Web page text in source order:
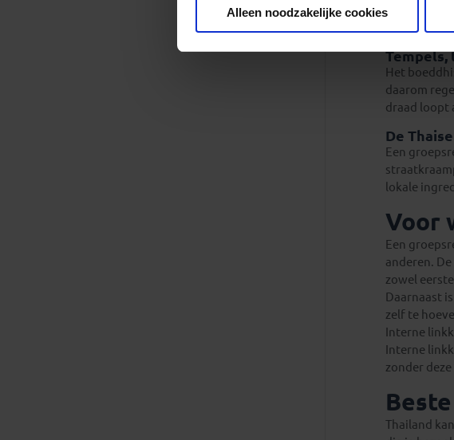
Alleen noodzakelijke cookieskant van
combinatie
Tempels,
Het
daarom
draad loopt
De
Een
lokale
Voor
Een
anderen.
zowel
Daarnaast
zelf te
Interne
Interne
zonder
Thailand